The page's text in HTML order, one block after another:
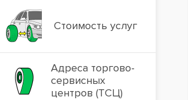
Стоимость услуг
Адреса торгово-
сервисных
центров (ТСЦ)